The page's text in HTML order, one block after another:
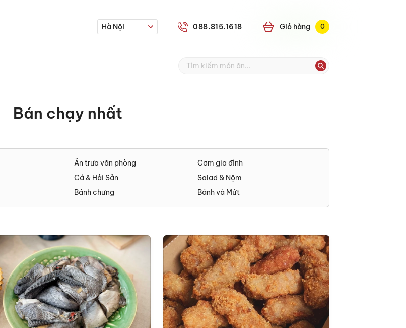
Hà Nội 088.815.1618 Giỏ 0
Bán chạy nhất
Ăn trưa văn phòng
Cơm gia đình
Cá & Hải Sản
Salad & Nộm
Bánh chưng Bánh và Mứt